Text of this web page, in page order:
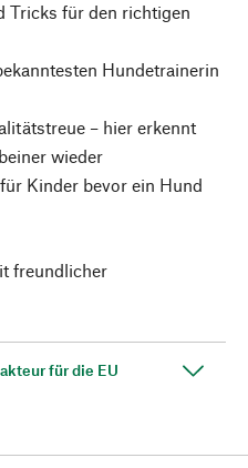
Tricks für den richtigen
Hundetrainerin
– hier erkennt
wieder
Kinder bevor ein Hund
freundlicher
für die EU